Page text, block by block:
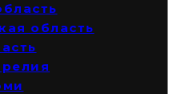
область